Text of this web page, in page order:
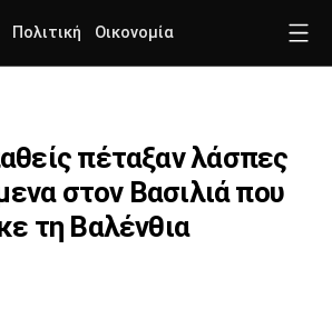
Πολιτική Οικονομία
πέταξαν λάσπες
στον Βασιλιά που
τη Βαλένθια